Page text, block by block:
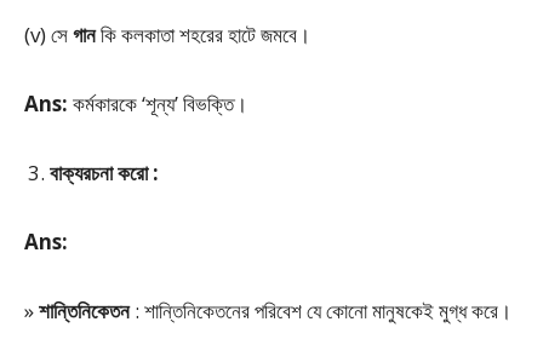
(v) সেগানকি কলকাতা শহরের হাটে জমবে।
Ans: কর্মকারকে ‘শূন্য’ বিভক্তি।
বাক্যরচনা করো :
Ans:
»শান্তিনিকেতন: শান্তিনিকেতনের পরিবেশ যে কোনো মানুষকেই মুগ্ধ করে।